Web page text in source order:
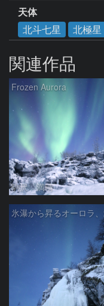
天体
北斗七星
北極星
関連作品
Frozen Aurora
駒沢 満晴